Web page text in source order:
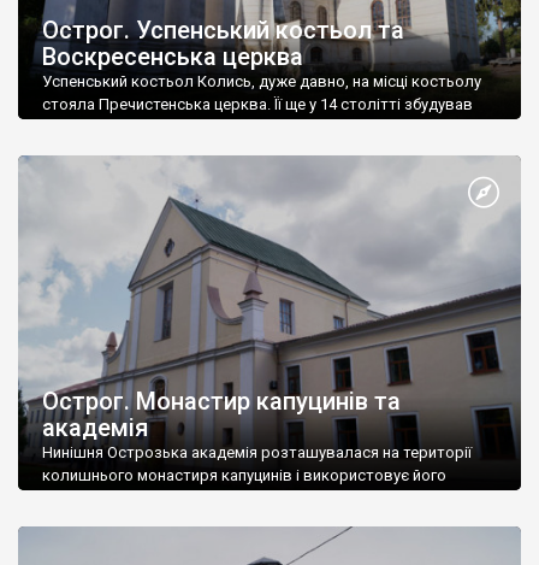
Острог. Успенський костьол та
Воскресенська церква
Успенський костьол Колись, дуже давно, на місці костьолу
стояла Пречистенська церква. Її ще у 14 столітті збудував
Острог. Монастир капуцинів та
академія
Нинішня Острозька академія розташувалася на території
колишнього монастиря капуцинів і використовує його